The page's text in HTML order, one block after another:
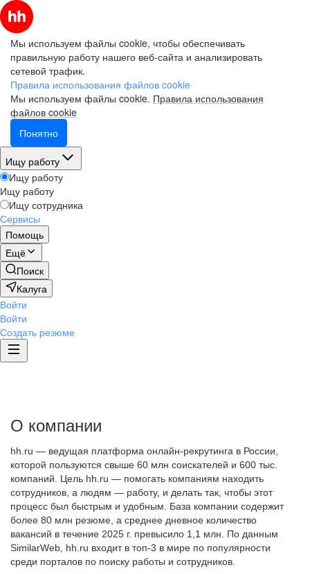
Мы используем файлы cookie, чтобы обеспечивать
правильную работу нашего веб-сайта и анализировать
сетевой трафик.
Правила использования файлов cookie
Мы используем файлы cookie. Правила использования
файлов cookie
Понятно
Ищу работу
Ищу работу
Ищу работу
Ищу сотрудника
Сервисы
Помощь
Ещё
Поиск
Калуга
Войти
Войти
Создать резюме
О компании
hh.ru — ведущая платформа онлайн-рекрутинга в России,
которой пользуются свыше 60 млн соискателей и 600 тыс.
компаний. Цель hh.ru — помогать компаниям находить
сотрудников, а людям — работу, и делать так, чтобы этот
процесс был быстрым и удобным. База компании содержит
более 80 млн резюме, а среднее дневное количество
вакансий в течение 2025 г. превысило 1,1 млн. По данным
SimilarWeb, hh.ru входит в топ-3 в мире по популярности
среди порталов по поиску работы и сотрудников.